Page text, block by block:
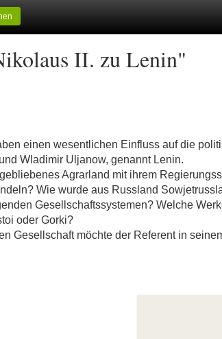
II. zu Lenin"
einen wesentlichen Einfluss auf die
Wladimir Uljanow, genannt Lenin.
Agrarland mit ihrem
Wie wurde aus Russland
Gesellschaftssystemen? Welche
oder Gorki?
Gesellschaft möchte der Referent in